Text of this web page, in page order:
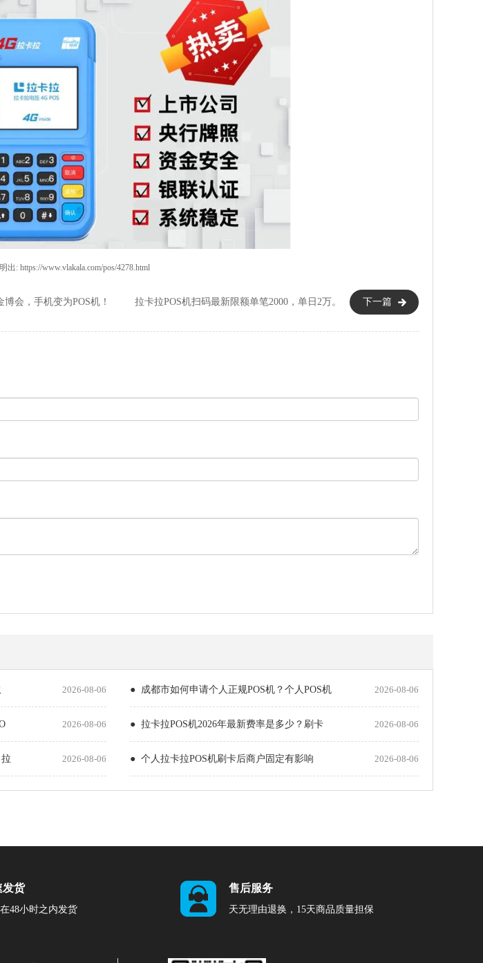
出: https://www.vlakala.com/pos/4278.html
会，手机变为POS机！ 下一篇
拉卡拉POS机扫码最新限额单笔2000，单日2万。
2026-08-06 ● 成都市如何申请个人正规POS机？个人POS机 2026-08-06
2026-08-06 ● 拉卡拉POS机2026年最新费率是多少？刷卡 2026-08-06
2026-08-06 ● 个人拉卡拉POS机刷卡后商户固定有影响 2026-08-06
发货
48小时之内发货
售后服务
天无理由退换，15天商品质量担保